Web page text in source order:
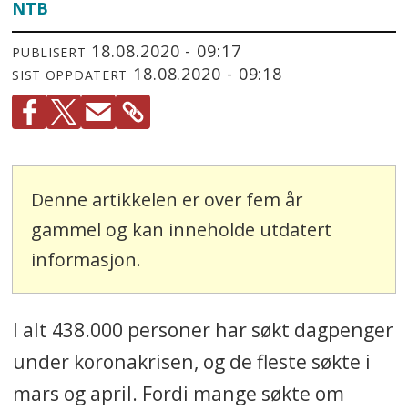
NTB
PUBLISERT 18.08.2020 - 09:17
SIST OPPDATERT 18.08.2020 - 09:18
Denne artikkelen er over fem år
gammel og kan inneholde utdatert
informasjon.
I alt 438.000 personer har søkt dagpenger
under koronakrisen, og de fleste søkte i
mars og april. Fordi mange søkte om